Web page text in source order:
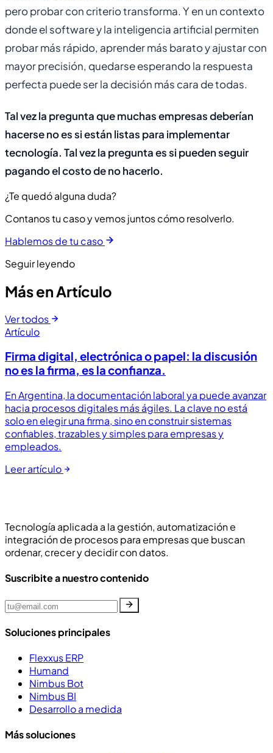
pero probar con criterio transforma. Y en un contexto
donde el software y la inteligencia artificial permiten
probar más rápido, aprender más barato y ajustar con
mayor precisión, quedarse esperando la respuesta
perfecta puede ser la decisión más cara de todas.
Tal vez la pregunta que muchas empresas deberían
hacerse no es si están listas para implementar
tecnología. Tal vez la pregunta es si pueden seguir
pagando el costo de no hacerlo.
¿Te quedó alguna duda?
Contanos tu caso y vemos juntos cómo resolverlo.
Hablemos de tu caso
Seguir leyendo
Más en Artículo
Ver todos
Artículo
Firma digital, electrónica o papel: la discusión
no es la firma, es la confianza.
En Argentina, la documentación laboral ya puede avanzar
hacia procesos digitales más ágiles. La clave no está
solo en elegir una firma, sino en construir sistemas
confiables, trazables y simples para empresas y
empleados.
Leer artículo
Tecnología aplicada a la gestión, automatización e
integración de procesos para empresas que buscan
ordenar, crecer y decidir con datos.
Suscribite a nuestro contenido
Soluciones principales
Flexxus ERP
Humand
Nimbus Bot
Nimbus BI
Desarrollo a medida
Más soluciones